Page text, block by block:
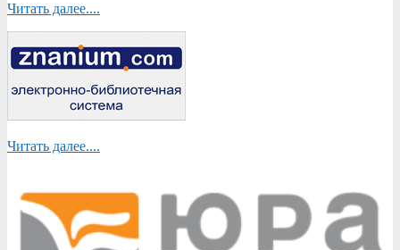
Читать далее....
Читать далее....